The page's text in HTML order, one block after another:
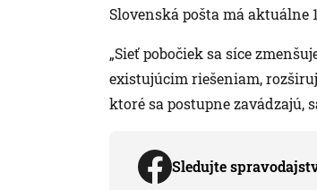
Slovenská pošta má aktuálne
„Sieť pobočiek sa síce
existujúcim riešeniam,
ktoré sa postupne zavádzajú,
Sledujte